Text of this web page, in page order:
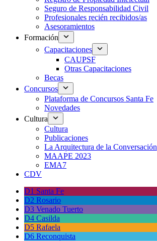
Seguro de Responsabilidad Civil
Profesionales recién recibidos/as
Asesoramientos
Formación
Capacitaciones
CAUPSF
Otras Capacitaciones
Becas
Concursos
Plataforma de Concursos Santa Fe
Novedades
Cultura
Cultura
Publicaciones
La Arquitectura de la Conversación
MAAPE 2023
EMA7
CDV
D1 Santa Fe
D2 Rosario
D3 Venado Tuerto
D4 Casilda
D5 Rafaela
D6 Reconquista